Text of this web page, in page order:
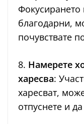
Фокусирането
благодарни,
почувствате
8. Намерете
харесва:
харесват,
отпуснете и